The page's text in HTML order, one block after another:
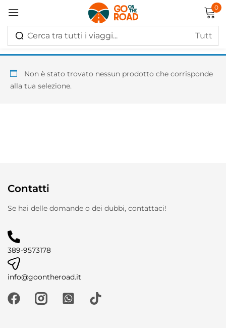
0
Non è stato trovato nessun prodotto che corrisponde
alla tua selezione.
Contatti
Se hai delle domande o dei dubbi, contattaci!
389-9573178
info@goontheroad.it
Accedi